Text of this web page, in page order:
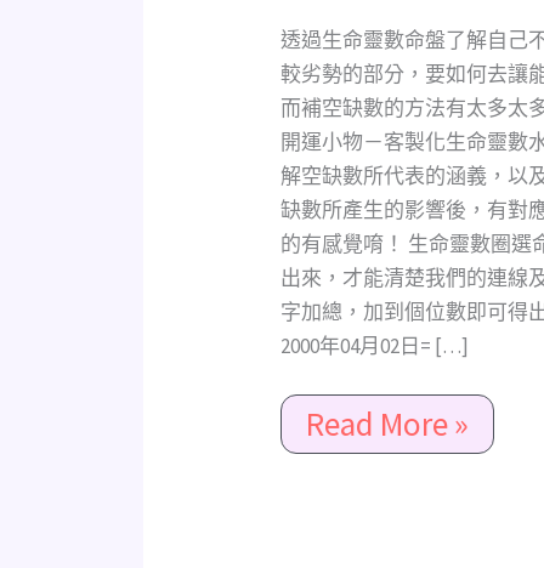
透過生命靈數命盤了解自己
較劣勢的部分，要如何去讓
而補空缺數的方法有太多太
開運小物－客製化生命靈數
解空缺數所代表的涵義，以
缺數所產生的影響後，有對
的有感覺唷！ 生命靈數圈選
出來，才能清楚我們的連線
字加總，加到個位數即可得
2000年04月02日= […]
該
如
何
補
空
缺
數?
透
過
顏
水
晶、
Read More »